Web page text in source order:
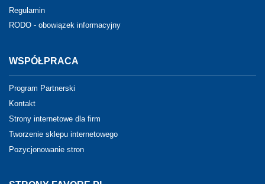
Regulamin
RODO - obowiązek informacyjny
WSPÓŁPRACA
Program Partnerski
Kontakt
Strony internetowe dla firm
Tworzenie sklepu internetowego
Pozycjonowanie stron